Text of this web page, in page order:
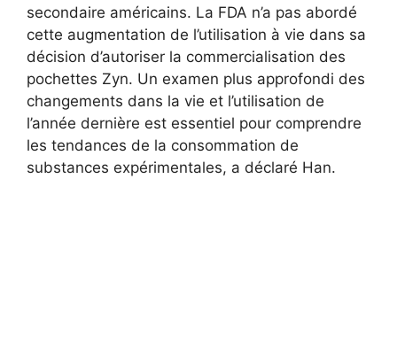
secondaire américains. La FDA n’a pas abordé
cette augmentation de l’utilisation à vie dans sa
décision d’autoriser la commercialisation des
pochettes Zyn. Un examen plus approfondi des
changements dans la vie et l’utilisation de
l’année dernière est essentiel pour comprendre
les tendances de la consommation de
substances expérimentales, a déclaré Han.